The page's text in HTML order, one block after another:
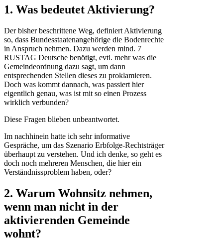
1. Was bedeutet Aktivierung?
Der bisher beschrittene Weg, definiert Aktivierung
so, dass Bundesstaatenangehörige die Bodenrechte
in Anspruch nehmen. Dazu werden mind. 7
RUSTAG Deutsche benötigt, evtl. mehr was die
Gemeindeordnung dazu sagt, um dann
entsprechenden Stellen dieses zu proklamieren.
Doch was kommt dannach, was passiert hier
eigentlich genau, was ist mit so einen Prozess
wirklich verbunden?
Diese Fragen blieben unbeantwortet.
Im nachhinein hatte ich sehr informative
Gespräche, um das Szenario Erbfolge-Rechtsträger
überhaupt zu verstehen. Und ich denke, so geht es
doch noch mehreren Menschen, die hier ein
Verständnissproblem haben, oder?
2. Warum Wohnsitz nehmen,
wenn man nicht in der
aktivierenden Gemeinde
wohnt?